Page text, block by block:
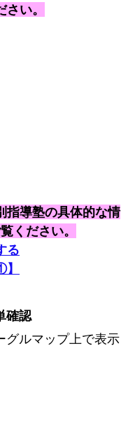
い。
指導塾の具体的な情
ください。
る
確認
ルマップ上で表示